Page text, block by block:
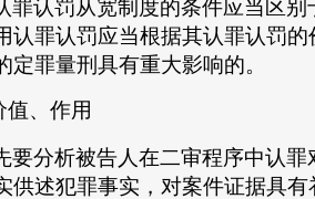
罪认罚从宽制度的条件应当区
认罪认罚应当根据其认罪认罚
定罪量刑具有重大影响的。
值、作用
要分析被告人在二审程序中认
供述犯罪事实，对案件证据具